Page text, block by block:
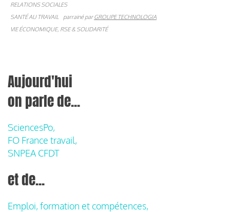
RELATIONS SOCIALES
SANTÉ AU TRAVAIL
parrainé parGROUPE TECHNOLOGIA
VIE ÉCONOMIQUE, RSE & SOLIDARITÉ
Aujourd'hui
on parle de...
SciencesPo,
FO France travail,
SNPEA CFDT
et de...
Emploi, formation et compétences,